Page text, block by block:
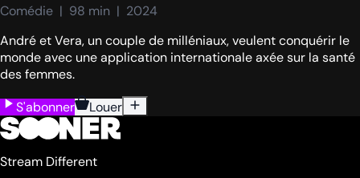
Comédie  |  98 min  |  2024
André et Vera, un couple de milléniaux, veulent conquérir le
monde avec une application internationale axée sur la santé
des femmes.
S'abonner
Louer
Stream Different